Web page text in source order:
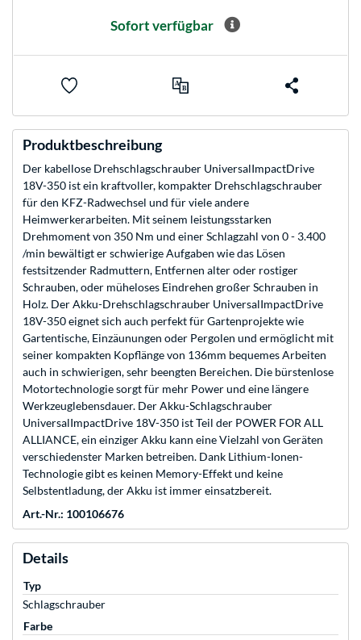
Sofort verfügbar
Produktbeschreibung
Der kabellose Drehschlagschrauber UniversalImpactDrive
18V-350 ist ein kraftvoller, kompakter Drehschlagschrauber
für den KFZ-Radwechsel und für viele andere
Heimwerkerarbeiten. Mit seinem leistungsstarken
Drehmoment von 350 Nm und einer Schlagzahl von 0 - 3.400
/min bewältigt er schwierige Aufgaben wie das Lösen
festsitzender Radmuttern, Entfernen alter oder rostiger
Schrauben, oder müheloses Eindrehen großer Schrauben in
Holz. Der Akku-Drehschlagschrauber UniversalImpactDrive
18V-350 eignet sich auch perfekt für Gartenprojekte wie
Gartentische, Einzäunungen oder Pergolen und ermöglicht mit
seiner kompakten Kopflänge von 136mm bequemes Arbeiten
auch in schwierigen, sehr beengten Bereichen. Die bürstenlose
Motortechnologie sorgt für mehr Power und eine längere
Werkzeuglebensdauer. Der Akku-Schlagschrauber
UniversalImpactDrive 18V-350 ist Teil der POWER FOR ALL
ALLIANCE, ein einziger Akku kann eine Vielzahl von Geräten
verschiedenster Marken betreiben. Dank Lithium-Ionen-
Technologie gibt es keinen Memory-Effekt und keine
Selbstentladung, der Akku ist immer einsatzbereit.
Art.-Nr.: 100106676
Details
Typ
Schlagschrauber
Farbe